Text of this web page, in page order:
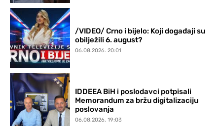
/VIDEO/ Crno i bijelo: Koji događaji su
obilježili 6. august?
06.08.2026. 20:01
IDDEEA BiH i poslodavci potpisali
Memorandum za bržu digitalizaciju
poslovanja
06.08.2026. 19:03